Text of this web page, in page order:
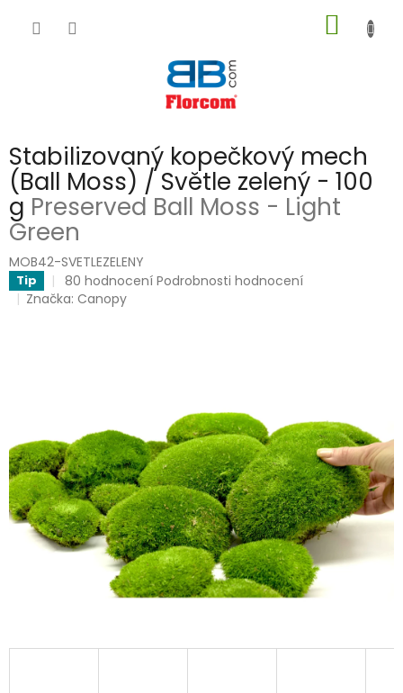
KOŠÍK
Stabilizovaný kopečkový mech
(Ball Moss) / Světle zelený - 100
g Preserved Ball Moss - Light
Green
MOB42-SVETLEZELENY
Tip
Průměrné
hodnocení
80 hodnocení Podrobnosti hodnocení
Značka:Canopy